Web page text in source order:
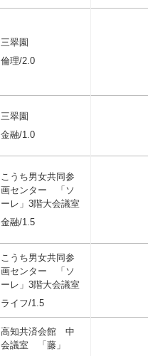
三翠園
倫理/2.0
三翠園
金融/1.0
こうち男女共同参
画センター 「ソ
ーレ」3階大会議室
金融/1.5
こうち男女共同参
画センター 「ソ
ーレ」3階大会議室
ライフ/1.5
高知共済会館 中
会議室 「藤」